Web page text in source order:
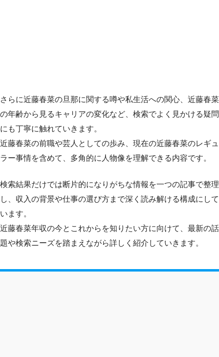
さらに近藤春菜の旦那に関する噂や私生活への関心、近藤春菜
の年齢から見るキャリアの変化など、検索でよく見かける疑問
にも丁寧に触れていきます。
近藤春菜の前職や芸人としての歩み、現在の近藤春菜のレギュ
ラー事情を含めて、多角的に人物像を理解できる内容です。
検索結果だけでは断片的になりがちな情報を一つの記事で整理
し、収入の背景や仕事の選び方まで深く読み解ける構成にして
います。
近藤春菜年収の今とこれからを知りたい方に向けて、最新の話
題や検索ニーズを踏まえながら詳しく紹介していきます。